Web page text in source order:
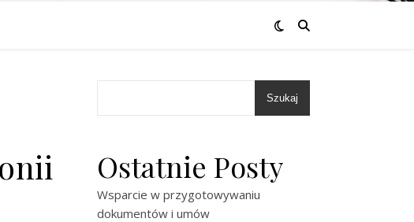
Szukaj
Ostatnie Posty
Wsparcie w przygotowywaniu
dokumentów i umów